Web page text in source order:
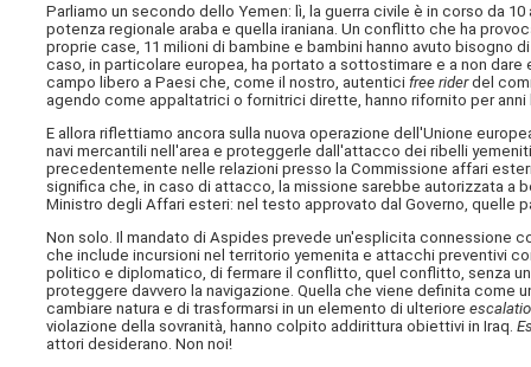
Parliamo un secondo dello Yemen: lì, la guerra civile è in corso da
potenza regionale araba e quella iraniana. Un conflitto che ha
proprie case, 11 milioni di bambine e bambini hanno avuto bisogno
caso, in particolare europea, ha portato a sottostimare e a non
campo libero a Paesi che, come il nostro, autenticifree riderdel
agendo come appaltatrici o fornitrici dirette, hanno rifornito per
E allora riflettiamo ancora sulla nuova operazione dell'Unione
navi mercantili nell'area e proteggerle dall'attacco dei ribelli
precedentemente nelle relazioni presso la Commissione affari
significa che, in caso di attacco, la missione sarebbe autorizzata a
Ministro degli Affari esteri: nel testo approvato dal Governo, quelle
Non solo. Il mandato di Aspides prevede un'esplicita connessione
che include incursioni nel territorio yemenita e attacchi preventivi
politico e diplomatico, di fermare il conflitto, quel conflitto, senza
proteggere davvero la navigazione. Quella che viene definita come
cambiare natura e di trasformarsi in un elemento di ulteriore
violazione della sovranità, hanno colpito addirittura obiettivi in Iraq.
attori desiderano. Non noi!